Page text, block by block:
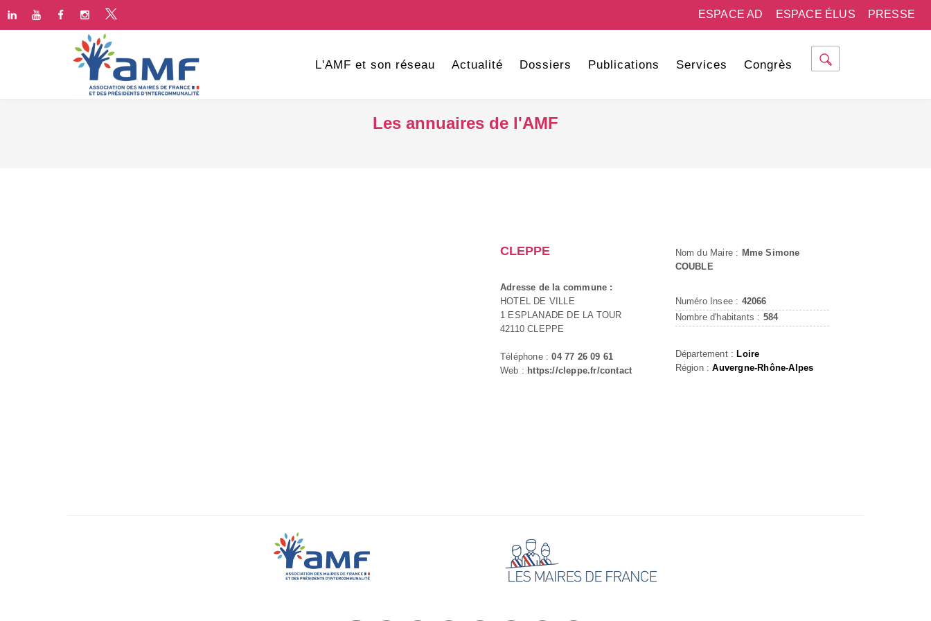
PRESSE
ESPACE ÉLUS
ESPACE AD
L'AMF et son réseau Actualité Dossiers Publications Services Congrès
Les annuaires de l'AMF
CLEPPE
Adresse de la commune :
HOTEL DE VILLE
1 ESPLANADE DE LA TOUR
42110 CLEPPE
Téléphone :04 77 26 09 61
Web : https://cleppe.fr/contact
Nom du Maire : Mme Simone
COUBLE
Numéro Insee : 42066
Nombre d'habitants : 584
Département : Loire
Région :Auvergne-Rhône-Alpes